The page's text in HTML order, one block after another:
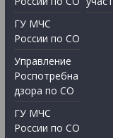
ГУ МЧС
России по СО
Управление
Роспотребна
дзора по СО
ГУ МЧС
России по СО